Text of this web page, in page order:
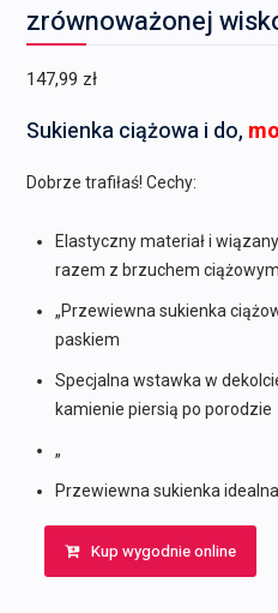
zrównoważonej
147,99 zł
Sukienka ciążowa i do,
Dobrze trafiłaś! Cechy:
Elastyczny materiał i
razem z brzuchem ciążowym
„Przewiewna sukienka
paskiem
Specjalna wstawka w
kamienie piersią po porodzie
„
Przewiewna sukienka
Kup wygodnie online